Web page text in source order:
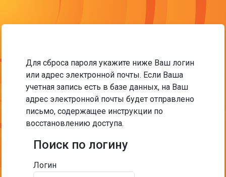
Для сброса пароля укажите ниже Ваш логин
или адрес электронной почты. Если Ваша
учетная запись есть в базе данных, на Ваш
адрес электронной почты будет отправлено
письмо, содержащее инструкции по
восстановлению доступа.
Поиск по логину
Поиск по логину
Логин